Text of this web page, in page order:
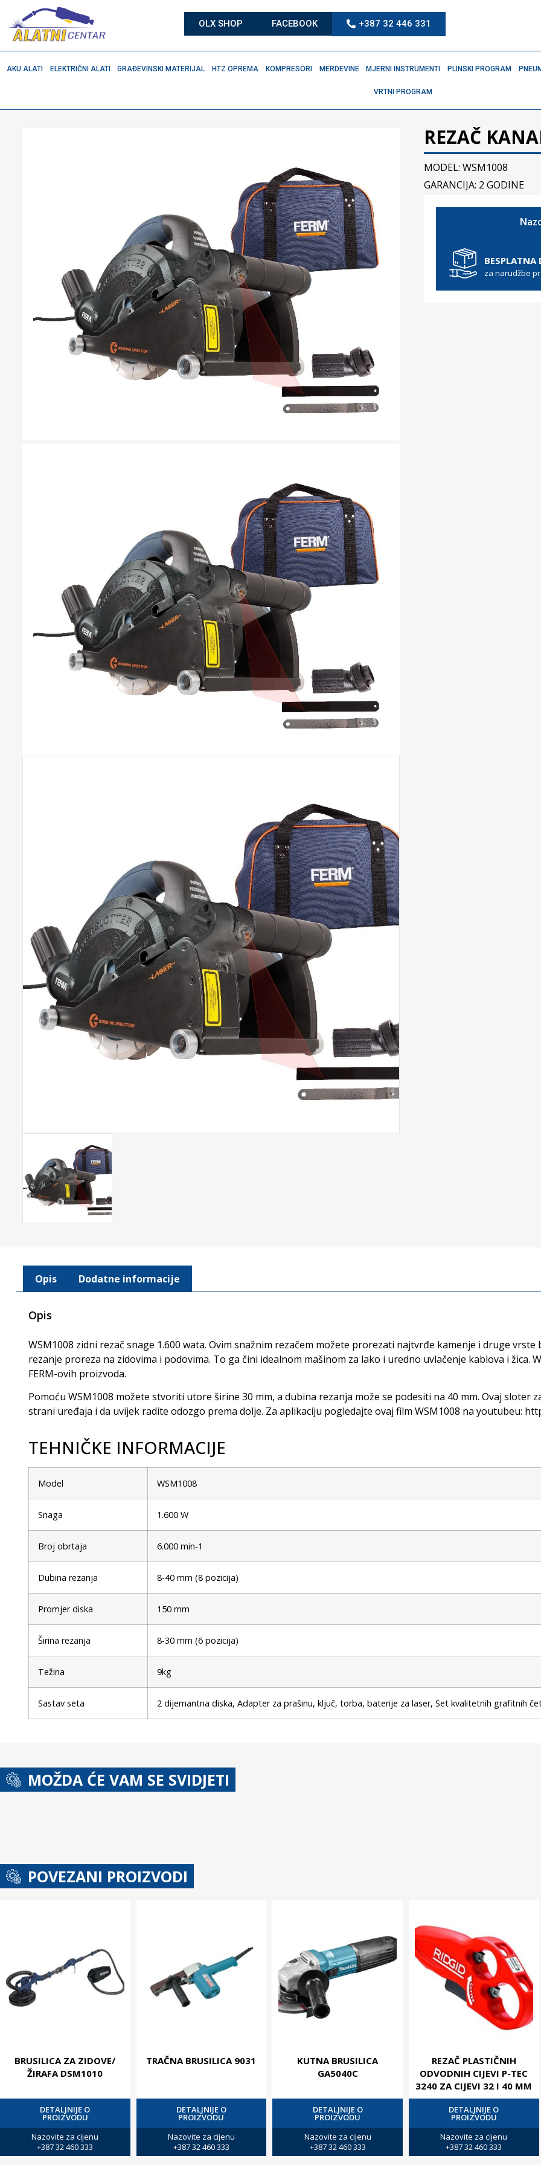
OLX SHOP FACEBOOK +387 32 446 331
AKU ALATI ELEKTRIČNI ALATI GRAĐEVINSKI MATERIJAL HTZ OPREMA KOMPRESORI MERDEVINE MJERNI INSTRUMENTI PLINSKI PROGRAM
VRTNI PROGRAM
REZAČ
MODEL: WSM1008
GARANCIJA: 2 GODINE
BESPLATNA
za narudžbe
Opis Dodatne informacije
Opis
WSM1008 zidni rezač snage 1.600 wata. Ovim snažnim rezačem možete prorezati najtvrđe kamenje i druge vrste
rezanje proreza na zidovima i podovima. To ga čini idealnom mašinom za lako i uredno uvlačenje kablova i žica.
FERM-ovih proizvoda.
Pomoću WSM1008 možete stvoriti utore širine 30 mm, a dubina rezanja može se podesiti na 40 mm. Ovaj sloter
strani uređaja i da uvijek radite odozgo prema dolje. Za aplikaciju pogledajte ovaj film WSM1008 na youtubeu:
TEHNIČKE INFORMACIJE
Model WSM1008
Snaga 1.600 W
Broj obrtaja 6.000 min-1
Dubina rezanja 8-40 mm (8 pozicija)
Promjer diska 150 mm
Širina rezanja 8-30 mm (6 pozicija)
Težina 9kg
Sastav seta 2 dijemantna diska, Adapter za prašinu, ključ, torba, baterije za laser, Set kvalitetnih grafitnih
MOŽDA ĆE VAM SE SVIDJETI
POVEZANI PROIZVODI
BRUSILICA ZA ZIDOVE/
ŽIRAFA DSM1010
DETALJNIJE O
PROIZVODU
Nazovite za cijenu
+387 32 460 333
TRAČNA BRUSILICA 9031
DETALJNIJE O
PROIZVODU
Nazovite za cijenu
+387 32 460 333
KUTNA BRUSILICA
GA5040C
DETALJNIJE O
PROIZVODU
Nazovite za cijenu
+387 32 460 333
REZAČ PLASTIČNIH
ODVODNIH CIJEVI P-TEC
3240 ZA CIJEVI 32 I 40 MM
DETALJNIJE O
PROIZVODU
Nazovite za cijenu
+387 32 460 333